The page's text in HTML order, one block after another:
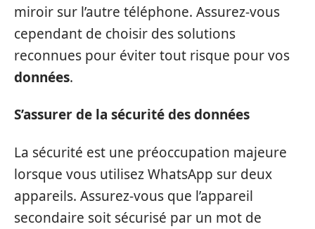
miroir sur l’autre téléphone. Assurez-vous
cependant de choisir des solutions
reconnues pour éviter tout risque pour vos
données.
S’assurer de la sécurité des données
La sécurité est une préoccupation majeure
lorsque vous utilisez WhatsApp sur deux
appareils. Assurez-vous que l’appareil
secondaire soit sécurisé par un mot de